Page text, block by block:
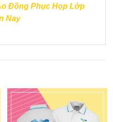
Đồng Phục Họp Lớp
Nay